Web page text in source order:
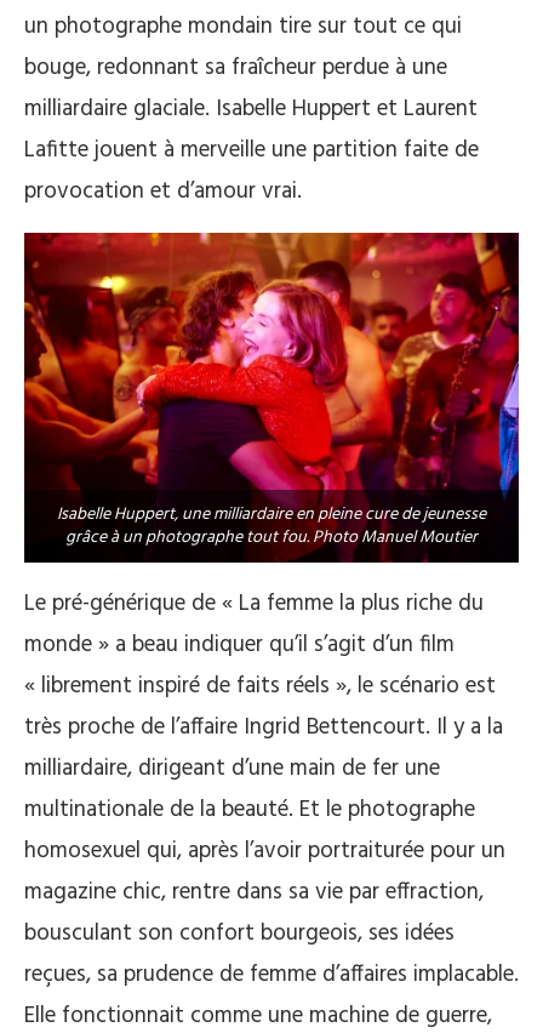
un photographe mondain tire sur tout ce qui
bouge, redonnant sa fraîcheur perdue à une
milliardaire glaciale. Isabelle Huppert et Laurent
Lafitte jouent à merveille une partition faite de
provocation et d’amour vrai.
Isabelle Huppert, une milliardaire en pleine cure de jeunesse
grâce à un photographe tout fou. Photo Manuel Moutier
Le pré-générique de « La femme la plus riche du
monde » a beau indiquer qu’il s’agit d’un film
« librement inspiré de faits réels », le scénario est
très proche de l’affaire Ingrid Bettencourt. Il y a la
milliardaire, dirigeant d’une main de fer une
multinationale de la beauté. Et le photographe
homosexuel qui, après l’avoir portraiturée pour un
magazine chic, rentre dans sa vie par effraction,
bousculant son confort bourgeois, ses idées
reçues, sa prudence de femme d’affaires implacable.
Elle fonctionnait comme une machine de guerre,